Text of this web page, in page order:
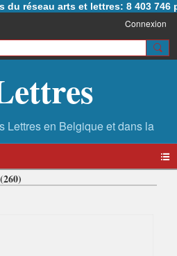
réseau arts et lettres: 8 403 746
Connexion